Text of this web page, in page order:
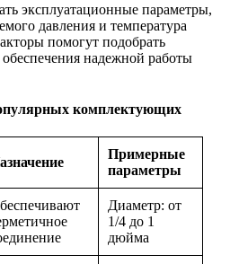
эксплуатационные параметры,
давления и температура
помогут подобрать
надежной работы
комплектующих
Примерные
параметры
Диаметр: от
1/4 до 1
дюйма